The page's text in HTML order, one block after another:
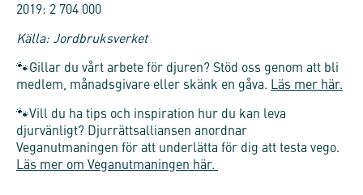
2019: 2 704 000
Källa: Jordbruksverket
🐾Gillar du vårt arbete för djuren? Stöd oss genom att bli
medlem, månadsgivare eller skänk en gåva. Läs mer här.
🐾Vill du ha tips och inspiration hur du kan leva
djurvänligt? Djurrättsalliansen anordnar
Veganutmaningen för att underlätta för dig att testa vego.
Läs mer om Veganutmaningen här.